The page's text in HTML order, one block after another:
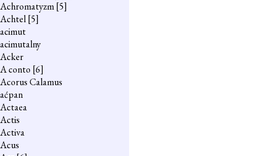
Achromatyzm[5]
Achtel[5]
acimut
acimutalny
Acker
A conto [6]
Acorus Calamus
aćpan
Actaea
Actis
Activa
Acus